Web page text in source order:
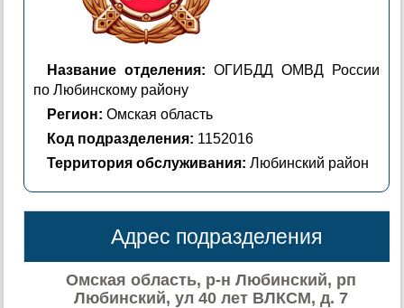
Название отделения: ОГИБДД ОМВД России
по Любинскому району
Регион: Омская область
Код подразделения: 1152016
Территория обслуживания: Любинский район
Адрес подразделения
Омская область, р-н Любинский, рп
Любинский, ул 40 лет ВЛКСМ, д. 7